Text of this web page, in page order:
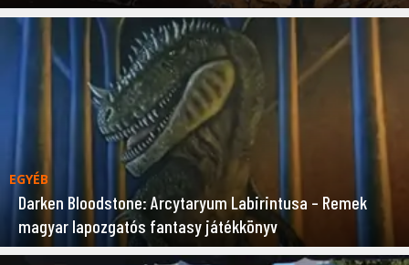
EGYÉB
Darken Bloodstone: Arcytaryum Labirintusa – Remek
magyar lapozgatós fantasy játékkönyv